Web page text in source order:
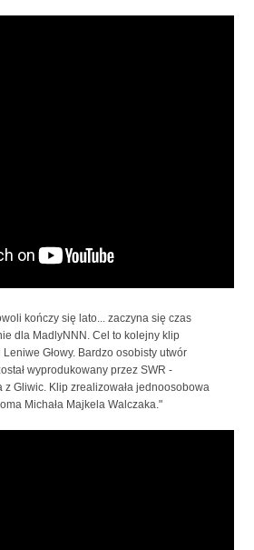
kończy się lato... zaczyna się czas
dla MadlyNNN. Cel to kolejny klip
Głowy. Bardzo osobisty utwór
wyprodukowany przez SWR -
Gliwic. Klip zrealizowała jednoosobowa
Michała Majkela Walczaka."